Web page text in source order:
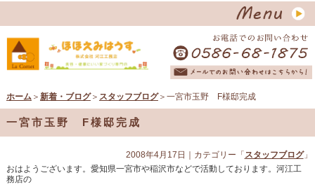
ホーム＞ 新着・ブログ＞ スタッフブログ＞一宮市玉野 F様邸完成
一宮市玉野 F様邸完成
2008年4月17日 ｜カテゴリー「 スタッフブログ」
おはようございます。愛知県一宮市や稲沢市などで活動しております。河江工
務店の